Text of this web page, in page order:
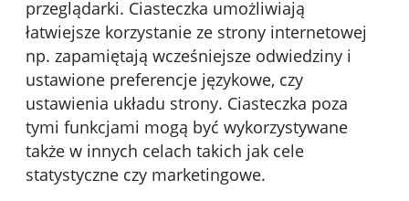
przeglądarki. Ciasteczka umożliwiają
łatwiejsze korzystanie ze strony internetowej
np. zapamiętają wcześniejsze odwiedziny i
ustawione preferencje językowe, czy
ustawienia układu strony. Ciasteczka poza
tymi funkcjami mogą być wykorzystywane
także w innych celach takich jak cele
statystyczne czy marketingowe.